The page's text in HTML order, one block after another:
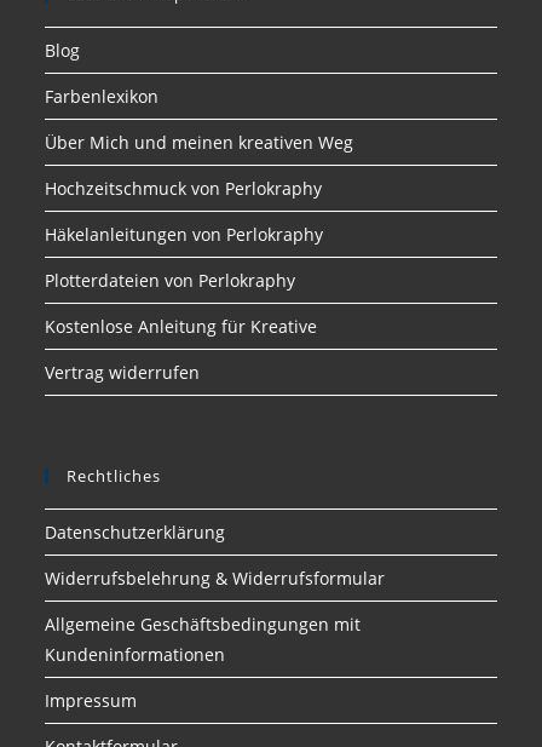
Blog
Farbenlexikon
Über Mich und meinen kreativen Weg
Hochzeitschmuck von Perlokraphy
Häkelanleitungen von Perlokraphy
Plotterdateien von Perlokraphy
Kostenlose Anleitung für Kreative
Vertrag widerrufen
Rechtliches
Datenschutzerklärung
Widerrufsbelehrung & Widerrufsformular
Allgemeine Geschäftsbedingungen mit
Kundeninformationen
Impressum